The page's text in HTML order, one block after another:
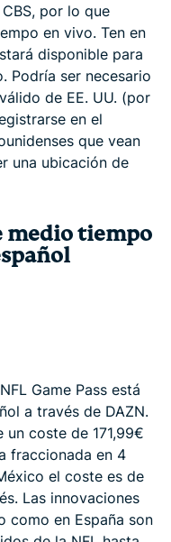
por lo que
en vivo. Ten en
disponible para
Podría ser necesario
de EE. UU. (por
en el
que vean
una ubicación de
medio tiempo
Game Pass está
a través de DAZN.
coste de 171,99€
fraccionada en 4
el coste es de
Las innovaciones
como en España son